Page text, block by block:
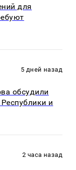
для
5 дней назад
обсудили
и
2 часа назад